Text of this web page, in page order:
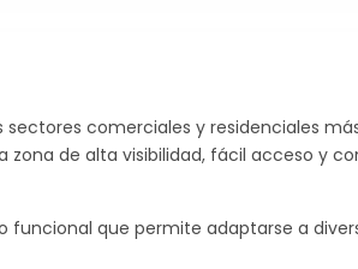
comerciales y residenciales
zona de alta visibilidad, fácil acceso y
funcional que permite adaptarse a